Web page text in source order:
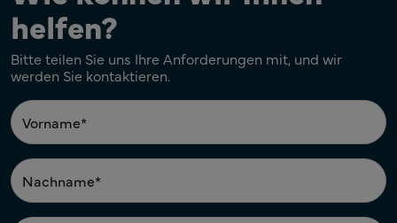
helfen?
Bitte teilen Sie uns Ihre Anforderungen mit, und wir
werden Sie kontaktieren.